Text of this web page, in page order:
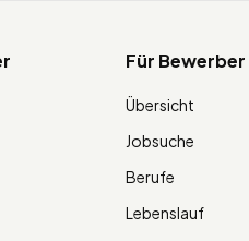
Für Bewerber
Übersicht
Jobsuche
Berufe
Lebenslauf